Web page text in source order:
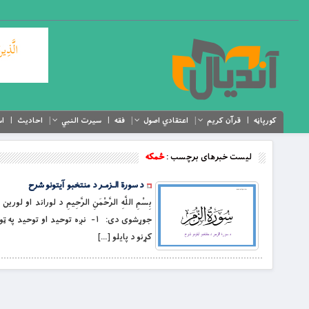
کورپاڼه قرآن کریم اعتقادي اصول فقه سیرت النبي احادیث
لیست خبرهای برچسب :ځمکه
د سورة الـزمـر د منتخبو آیتونو شرح
بِسْمِ اللَّهِ الرَّحْمَنِ الرَّحِيمِ د لوراند او
کړنو د پايلو […]